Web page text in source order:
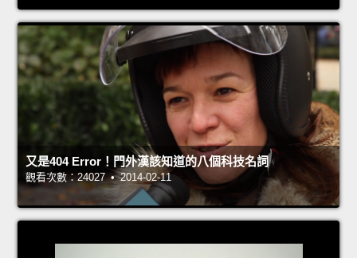
又是404 Error！門外漢該知道的八個科技名詞
觀看次數：24027 • 2014-02-11